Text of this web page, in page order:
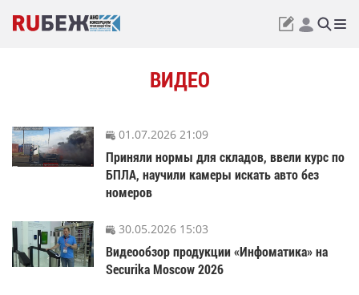
ВИДЕО
01.07.2026 21:09
Приняли нормы для складов, ввели курс по
БПЛА, научили камеры искать авто без
номеров
30.05.2026 15:03
Видеообзор продукции «Инфоматика» на
Securika Moscow 2026